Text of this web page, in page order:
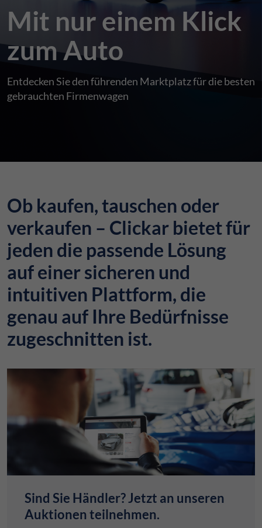
Mit nur einem Klick
zum Auto
Entdecken Sie den führenden Marktplatz für die besten
gebrauchten Firmenwagen
Ob kaufen, tauschen oder
verkaufen – Clickar bietet für
jeden die passende Lösung
auf einer sicheren und
intuitiven Plattform, die
genau auf Ihre Bedürfnisse
zugeschnitten ist.
Sind Sie Händler? Jetzt an unseren
Auktionen teilnehmen.